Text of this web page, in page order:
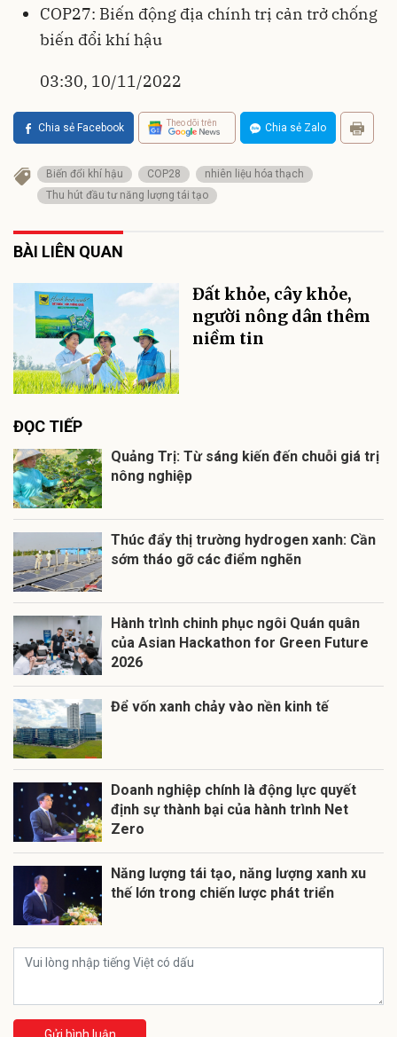
COP27: Biến động địa chính trị cản trở chống
biến đổi khí hậu
03:30, 10/11/2022
Chia sẻ Facebook Theo dõi trên Chia sẻ Zalo
Biến đổi khí hậu COP28
nhiên liệu hóa thạch
Thu hút đầu tư năng lượng tái tạo
BÀI LIÊN QUAN
Đất khỏe, cây khỏe,
người nông dân thêm
niềm tin
ĐỌC TIẾP
Quảng Trị: Từ sáng kiến đến chuỗi giá trị
nông nghiệp
Thúc đẩy thị trường hydrogen xanh: Cần
sớm tháo gỡ các điểm nghẽn
Hành trình chinh phục ngôi Quán quân
của Asian Hackathon for Green Future
2026
Để vốn xanh chảy vào nền kinh tế
Doanh nghiệp chính là động lực quyết
định sự thành bại của hành trình Net
Zero
Năng lượng tái tạo, năng lượng xanh xu
thế lớn trong chiến lược phát triển
Gửi bình luận